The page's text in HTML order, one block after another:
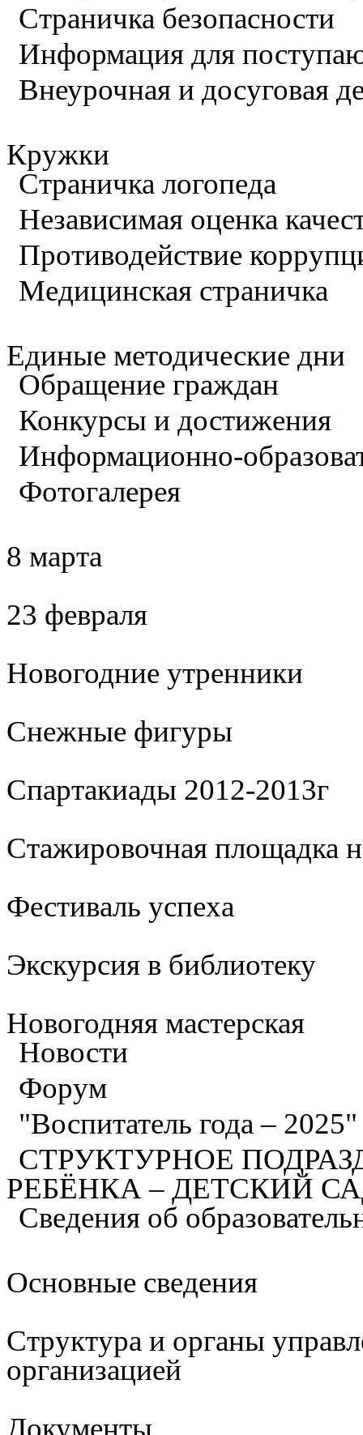
Страничка безопасности
Информация для
Внеурочная и досуговая
Кружки
Страничка логопеда
Независимая оценка
Противодействие
Медицинская страничка
Единые методические дни
Обращение граждан
Конкурсы и достижения
Информационно-
Фотогалерея
8 марта
23 февраля
Новогодние утренники
Cнежные фигуры
Спартакиады 2012-2013г
Стажировочная
Фестиваль успеха
Экскурсия в библиотеку
Новогодняя мастерская
Новости
Форум
"Воспитатель года –
СТРУКТУРНОЕ
РЕБЁНКА – ДЕТСКИЙ
Сведения об
Основные сведения
Структура и органы
организацией
Документы